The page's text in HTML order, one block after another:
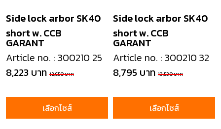
GARANT
Side lock arbor SK40
short w. CCB
Article no. : 300210 25
8,223 บาท 12,650 บาท
เลือกไซส์
GARANT
Side lock arbor SK40
short w. CCB
Article no. : 300210 32
8,795 บาท 13,530 บาท
เลือกไซส์